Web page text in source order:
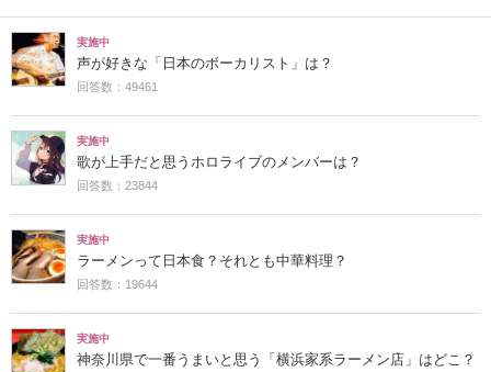
実施中
声が好きな「日本のボーカリスト」は？
回答数：49461
実施中
歌が上手だと思うホロライブのメンバーは？
回答数：23844
実施中
ラーメンって日本食？それとも中華料理？
回答数：19644
実施中
神奈川県で一番うまいと思う「横浜家系ラーメン店」はどこ？